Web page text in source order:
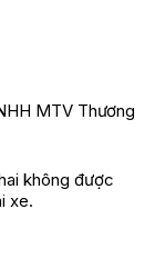
MTV Thương
không được
xe.